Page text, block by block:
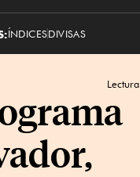
ÍNDICESDIVISAS
Lectura